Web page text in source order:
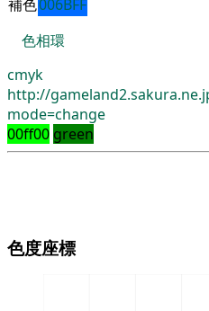
補色006BFF
色相環
cmyk
http://
mode=change
00ff00 green
色度座標